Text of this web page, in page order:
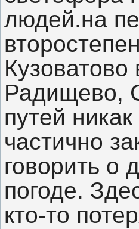
людей.на
Радищево,
путей
частично
говорить о
погоде.
кто-то